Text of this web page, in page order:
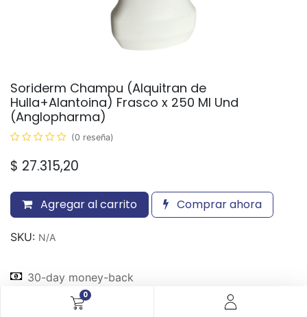
0
Soriderm Champu (Alquitran de
Hulla+Alantoina) Frasco x 250 Ml Und
(Anglopharma)
(0 reseña)
$ 27.315,20
Agregar al carrito Comprar ahora
SKU: N/A
30-day money-back
7-day returns